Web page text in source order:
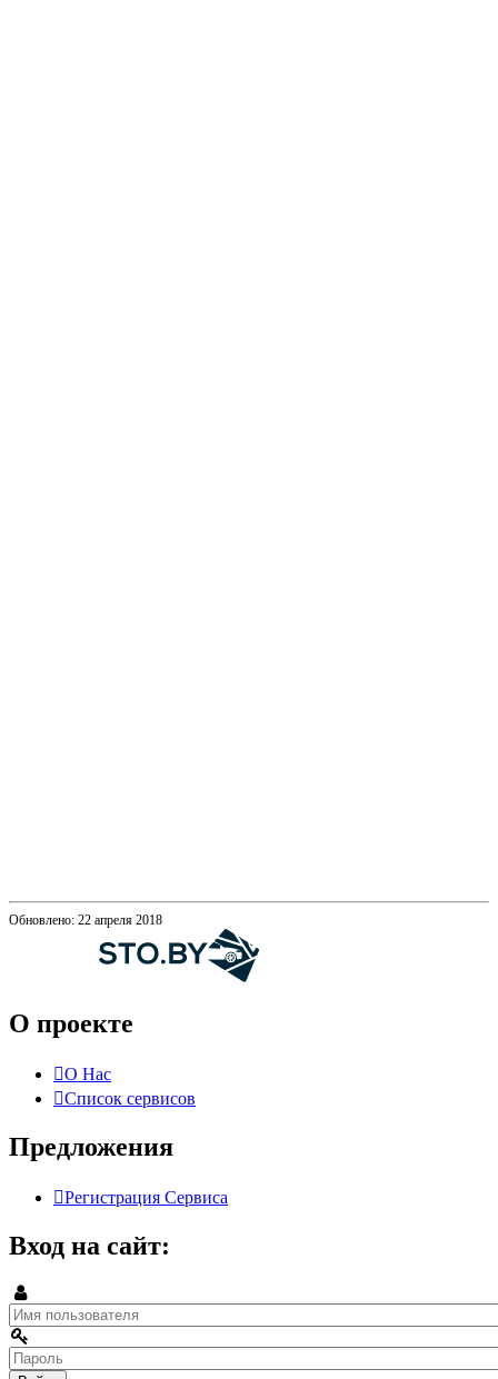
Обновлено: 22 апреля 2018
О проекте
О Нас
Список сервисов
Предложения
Регистрация Сервиса
Вход на сайт: